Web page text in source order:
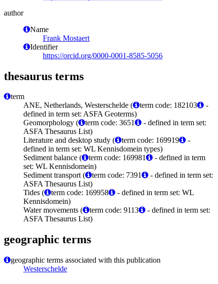
author
Name
Frank Mostaert
Identifier
https://orcid.org/0000-0001-8585-5056
thesaurus terms
term
ANE, Netherlands, Westerschelde (
term code: 182103
-
defined in term set: ASFA Geoterms)
Geomorphology (
term code: 3651
- defined in term set:
ASFA Thesaurus List)
Literature and desktop study (
term code: 169919
-
defined in term set: WL Kennisdomein types)
Sediment balance (
term code: 169981
- defined in term
set: WL Kennisdomein)
Sediment transport (
term code: 7391
- defined in term set:
ASFA Thesaurus List)
Tides (
term code: 169958
- defined in term set: WL
Kennisdomein)
Water movements (
term code: 9113
- defined in term set:
ASFA Thesaurus List)
geographic terms
geographic terms associated with this publication
Westerschelde